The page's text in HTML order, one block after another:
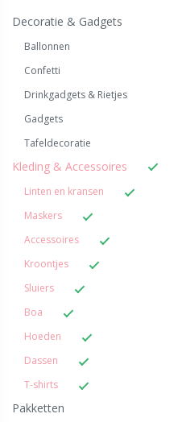
Decoratie & Gadgets
Ballonnen
Confetti
Drinkgadgets & Rietjes
Gadgets
Tafeldecoratie
Kleding & Accessoires
Linten en kransen
Maskers
Accessoires
Kroontjes
Sluiers
Boa
Hoeden
Dassen
T-shirts
Pakketten